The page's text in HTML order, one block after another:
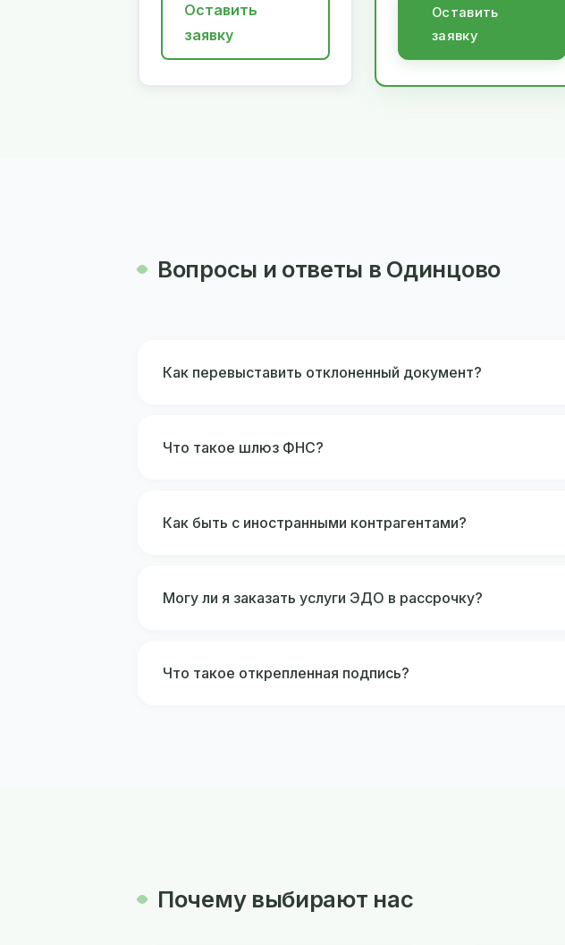
Оставить
заявку
Оставить
заявку
Вопросы и ответы в Одинцово
Как перевыставить отклоненный документ?
Что такое шлюз ФНС?
Как быть с иностранными контрагентами?
Могу ли я заказать услуги ЭДО в рассрочку?
Что такое открепленная подпись?
Почему выбирают нас